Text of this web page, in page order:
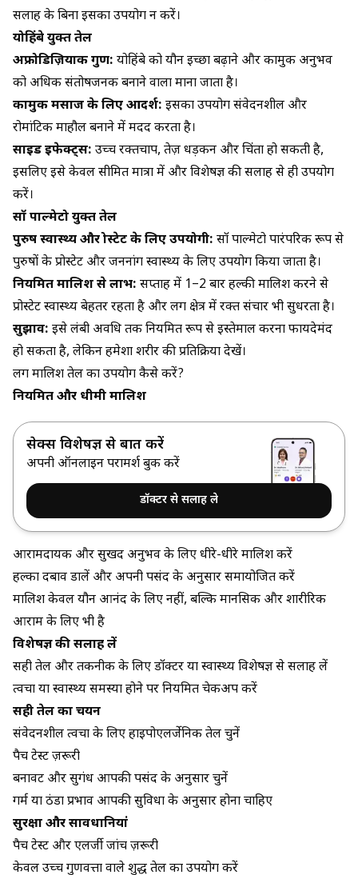
सलाह के बिना इसका उपयोग न करें।
योहिंबे युक्त तेल
अफ्रोडिज़ियाक गुण: योहिंबे को यौन इच्छा बढ़ाने और कामुक अनुभव
को अधिक संतोषजनक बनाने वाला माना जाता है।
कामुक मसाज के लिए आदर्श: इसका उपयोग संवेदनशील और
रोमांटिक माहौल बनाने में मदद करता है।
साइड इफेक्ट्स: उच्च रक्तचाप, तेज़ धड़कन और चिंता हो सकती है,
इसलिए इसे केवल सीमित मात्रा में और विशेषज्ञ की सलाह से ही उपयोग
करें।
सॉ पाल्मेटो युक्त तेल
पुरुष स्वास्थ्य और प्रोस्टेट के लिए उपयोगी: सॉ पाल्मेटो पारंपरिक रूप से
पुरुषों के प्रोस्टेट और जननांग स्वास्थ्य के लिए उपयोग किया जाता है।
नियमित मालिश से लाभ: सप्ताह में 1–2 बार हल्की मालिश करने से
प्रोस्टेट स्वास्थ्य बेहतर रहता है और लिंग क्षेत्र में रक्त संचार भी सुधरता है।
सुझाव: इसे लंबी अवधि तक नियमित रूप से इस्तेमाल करना फायदेमंद
हो सकता है, लेकिन हमेशा शरीर की प्रतिक्रिया देखें।
लिंग मालिश तेल का उपयोग कैसे करें?
नियमित और धीमी मालिश
सेक्स विशेषज्ञ से बात करें
अपनी ऑनलाइन परामर्श बुक करें
डॉक्टर से सलाह ले
आरामदायक और सुखद अनुभव के लिए धीरे-धीरे मालिश करें
हल्का दबाव डालें और अपनी पसंद के अनुसार समायोजित करें
मालिश केवल यौन आनंद के लिए नहीं, बल्कि मानसिक और शारीरिक
आराम के लिए भी है
विशेषज्ञ की सलाह लें
सही तेल और तकनीक के लिए डॉक्टर या स्वास्थ्य विशेषज्ञ से सलाह लें
त्वचा या स्वास्थ्य समस्या होने पर नियमित चेकअप करें
सही तेल का चयन
संवेदनशील त्वचा के लिए हाइपोएलर्जेनिक तेल चुनें
पैच टेस्ट ज़रूरी
बनावट और सुगंध आपकी पसंद के अनुसार चुनें
गर्म या ठंडा प्रभाव आपकी सुविधा के अनुसार होना चाहिए
सुरक्षा और सावधानियां
पैच टेस्ट और एलर्जी जांच ज़रूरी
केवल उच्च गुणवत्ता वाले शुद्ध तेल का उपयोग करें